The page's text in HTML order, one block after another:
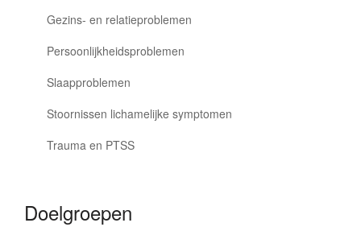
Gezins- en relatieproblemen
Persoonlijkheidsproblemen
Slaapproblemen
Stoornissen lichamelijke symptomen
Trauma en PTSS
Doelgroepen